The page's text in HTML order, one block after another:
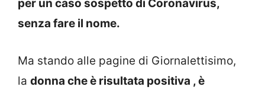
per un caso sospetto di Coronavirus,
senza fare il nome.
Ma stando alle pagine di Giornalettisimo,
la donna che è risultata positiva , è